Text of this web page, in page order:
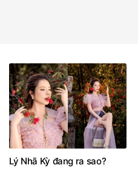
Lý Nhã Kỳ đang ra sao?